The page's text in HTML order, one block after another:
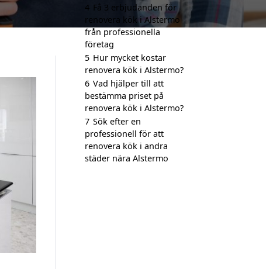
4 Få 3 erbjudanden för
renovera kök i Alstermo
från professionella
företag
5 Hur mycket kostar
renovera kök i Alstermo?
6 Vad hjälper till att
bestämma priset på
renovera kök i Alstermo?
7 Sök efter en
professionell för att
renovera kök i andra
städer nära Alstermo